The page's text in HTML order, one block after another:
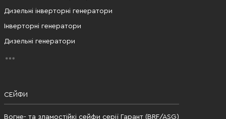
Дизельні інверторні генератори
Інверторні генератори
Дизельні генератори
СЕЙФИ
Вогне- та зламостійкі сейфи серії Гарант (BRF/ASG)